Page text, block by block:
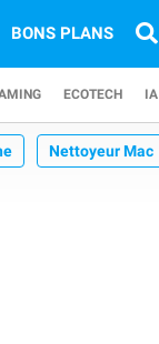
BONS PLANS
ECOTECH IA
Nettoyeur Mac